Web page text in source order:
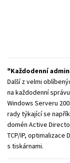
Každodenní
Další z velmi
na každodenní
Windows Serveru
rady týkající se
domén Active
TCP/IP, optimalizace
s tiskárnami.